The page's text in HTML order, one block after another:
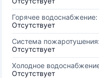
Горячее водоснабжение:
Отсутствует
Система пожаротушения:
Отсутствует
Холодное
Отсутствует